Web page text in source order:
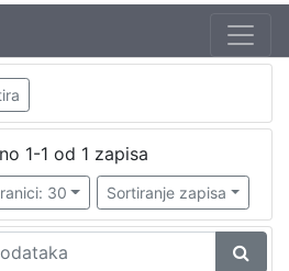
1-1 od 1 zapisa
30 Sortiranje zapisa